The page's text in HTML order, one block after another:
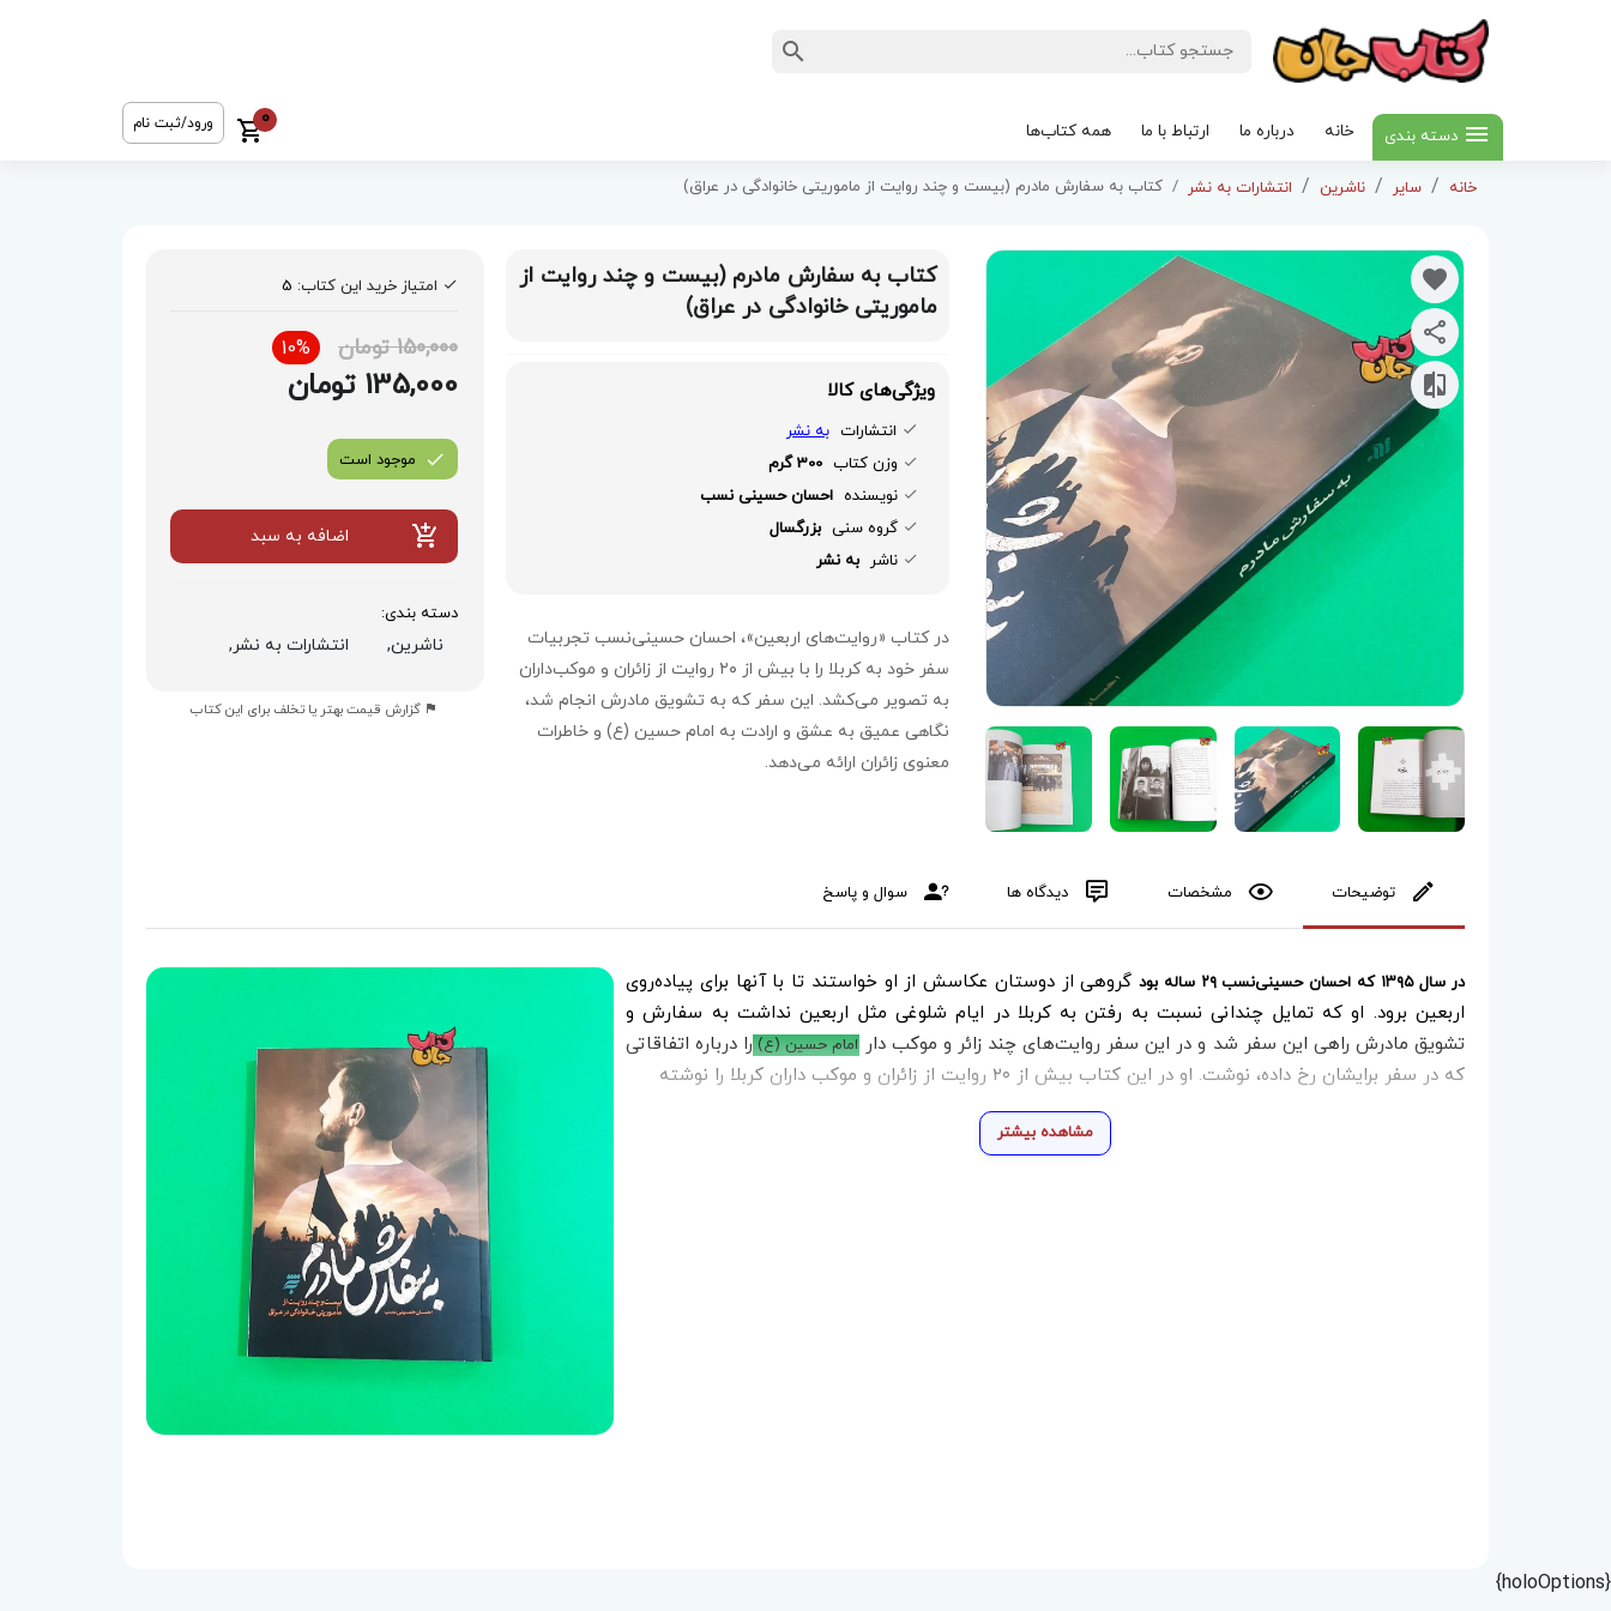
دسته بندی خانه درباره ما ارتباط با ما همه کتاب‌ها
0 ورود/ثبت نام
خانه سایر ناشرین انتشارات به نشر کتاب به سفارش مادرم (بیست و چند روایت از ماموریتی خانوادگی در عراق)
کتاب به سفارش مادرم (بیست و چند روایت از
ماموریتی خانوادگی در عراق)
ویژگی‌های کالا
انتشارات به نشر
وزن کتاب 300 گرم
نویسنده احسان حسینی نسب
گروه سنی بزرگسال
ناشر به نشر
در کتاب «روایت‌های اربعین»، احسان حسینی‌نسب تجربیات
سفر خود به کربلا را با بیش از ۲۰ روایت از زائران و موکب‌داران
به تصویر می‌کشد. این سفر که به تشویق مادرش انجام شد،
نگاهی عمیق به عشق و ارادت به امام حسین (ع) و خاطرات
معنوی زائران ارائه می‌دهد.
امتیاز خرید این کتاب: 5
150,000 تومان 10%
135,000 تومان
موجود است
اضافه به سبد
دسته بندی:
ناشرین, انتشارات به نشر,
گزارش قیمت بهتر یا تخلف برای این کتاب
توضیحات مشخصات دیدگاه ها سوال و پاسخ
در سال ۱۳۹۵ که احسان حسینی‌نسب ۲۹ ساله بود
گروهی از دوستان عکاسش از او خواستند تا با آنها برای پیاده‌روی
اربعین برود. او که تمایل چندانی نسبت به رفتن به کربلا در ایام شلوغی مثل اربعین نداشت به سفارش و
تشویق مادرش راهی این سفر شد و در این سفر روایت‌های چند زائر و موکب دارامام حسین (ع)را درباره اتفاقاتی
که در سفر برایشان رخ داده، نوشت. او در این کتاب بیش از ۲۰ روایت از زائران و موکب‌ داران کربلا را نوشته
مشاهده بیشتر
{holoOptions}